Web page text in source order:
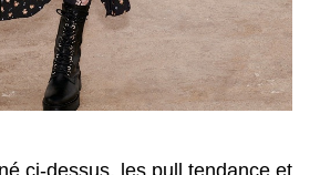
ci-dessus, les pull tendance et